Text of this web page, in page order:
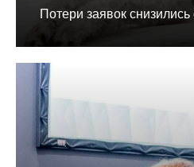
Потери заявок